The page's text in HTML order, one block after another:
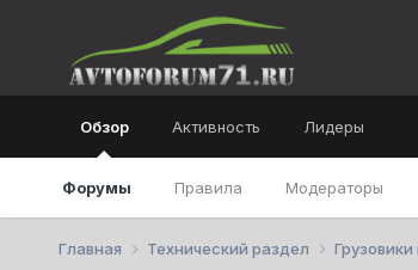
Обзор
Форумы Правила Модераторы
Активность Лидеры
Главная Технический раздел